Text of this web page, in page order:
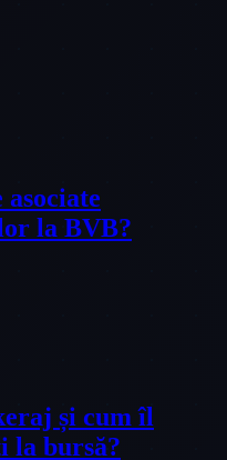
asociate
la BVB?
și cum îl
la bursă?